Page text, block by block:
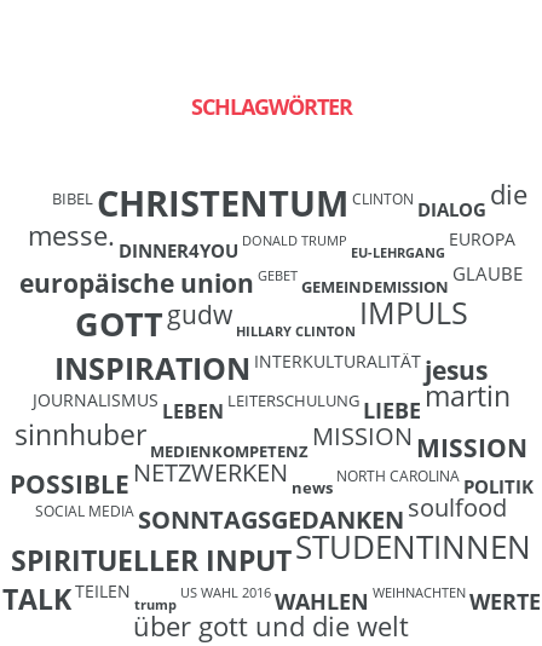
SCHLAGWÖRTER
BIBEL CHRISTENTUM CLINTON DIALOG die
messe. DINNER4YOU DONALD TRUMP
EU-LEHRGANG
EUROPA
europäische union GEBET GEMEINDEMISSION
GLAUBE
GOTTgudw HILLARY CLINTON IMPULS
INSPIRATION INTERKULTURALITÄT jesus
JOURNALISMUS LEBEN LEITERSCHULUNG LIEBEmartin
sinnhuber MEDIENKOMPETENZ MISSION MISSION
POSSIBLE NETZWERKEN news
NORTH CAROLINA POLITIK
SOCIAL MEDIA SONNTAGSGEDANKENsoulfood
SPIRITUELLER INPUTSTUDENTINNEN
TALKTEILEN
trump
US WAHL 2016 WAHLEN WEIHNACHTEN WERTE
über gott und die welt